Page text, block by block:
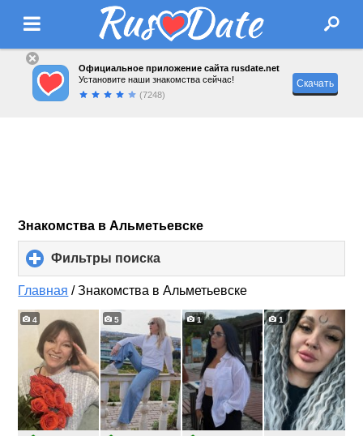
Официальное приложение сайта rusdate.net
Установите наши знакомства сейчас!
(7248)
Скачать
Знакомства в Альметьевске
Фильтры поиска
to
expand
contents
Главная /Знакомства в Альметьевске
4 5 1 1